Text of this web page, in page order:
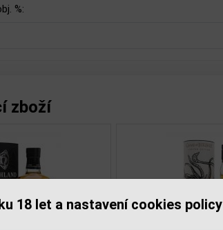
18 let a nastavení cookies policy
%:
zboží